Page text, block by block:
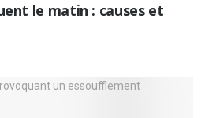
le matin : causes et